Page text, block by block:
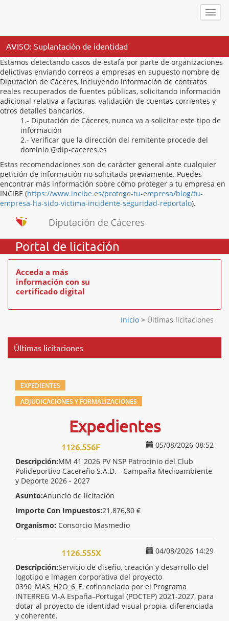
AVISO: Suplantación de identidad
Estamos detectando casos de estafa por parte de organizaciones
delictivas enviando correos a empresas en supuesto nombre de
Diputación de Cáceres, incluyendo información de contratos
reales recuperados de fuentes públicas, solicitando información
adicional relativa a facturas, validación de cuentas corrientes y
otros detalles bancarios.
1.- Diputación de Cáceres, nunca va a solicitar este tipo de
información
2.- Verificar que la dirección del remitente procede del
dominio @dip-caceres.es
Estas recomendaciones son de carácter general ante cualquier
petición de información no solicitada previamente. Puedes
encontrar más información sobre cómo proteger a tu empresa en
INCIBE (https://www.incibe.es/protege-tu-empresa/blog/tu-
empresa-ha-sido-victima-incidente-seguridad-reportalo).
Portal de licitación
Acceda a más
información con su
certificado digital
Inicio > Últimas licitaciones
Últimas licitaciones
EXPEDIENTES
ADJUDICACIONES Y FORMALIZACIONES
Expedientes
05/08/2026 08:52
1126.556F
Descripción:MM 41 2026 PV NSP Patrocinio del Club
Polideportivo Cacereño S.A.D. - Campaña Medioambiente
y Deporte 2026 - 2027
Asunto:Anuncio de licitación
Importe Con Impuestos:21.876,80 €
Organismo: Consorcio Masmedio
04/08/2026 14:29
1126.555X
Descripción:Servicio de diseño, creación y desarrollo del
logotipo e imagen corporativa del proyecto
0390_MAS_H2O_6_E, cofinanciado por el Programa
INTERREG VI-A España–Portugal (POCTEP) 2021-2027, para
dotar al proyecto de identidad visual propia, diferenciada
y coherente.